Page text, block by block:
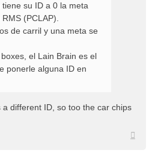
tiene su ID a 0 la meta
(PCLAP).
de carril y una meta se
el Lain Brain es el
ponerle alguna ID en
a different ID, so too the car chips